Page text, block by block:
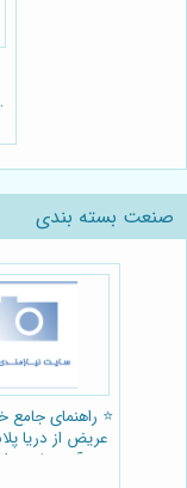
صنعت بسته بندی
⭐️ راهنمای جامع
عریض از دریا
آنچه باید